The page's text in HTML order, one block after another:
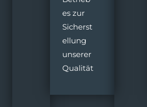
es zur
Sicherst
ellung
unserer
Qualität